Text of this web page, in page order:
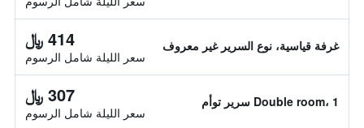
غرفة قياسية، نوع السرير غير معروف 414 ﷼
سعر الليلة شامل الرسوم
Double room، 1 سرير توأم 307 ﷼
سعر الليلة شامل الرسوم